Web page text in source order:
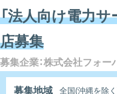
「法人向け電力サ
店募集
募集企業：株式会社フォー
募集地域 全国(沖縄を除